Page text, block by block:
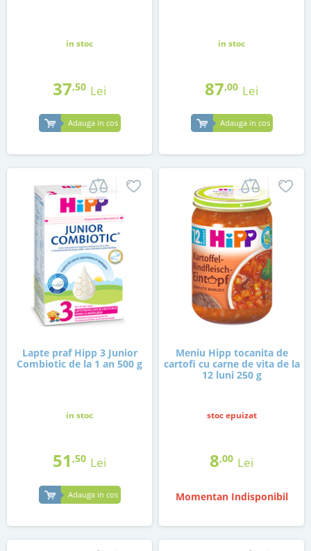
in stoc
37,50 Lei
Adauga in cos
in stoc
87,00 Lei
Adauga in cos
Lapte praf Hipp 3 Junior
Combiotic de la 1 an 500 g
in stoc
51 ,50 Lei
Adauga in cos
Meniu Hipp tocanita de
cartofi cu carne de vita de la
12 luni 250 g
stoc epuizat
8,00 Lei
Momentan Indisponibil